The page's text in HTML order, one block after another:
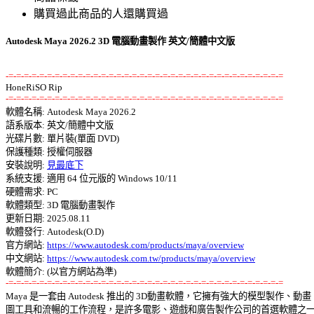
購買過此商品的人還購買過
Autodesk Maya 2026.2 3D 電腦動畫製作 英文/簡體中文版
-=-=-=-=-=-=-=-=-=-=-=-=-=-=-=-=-=-=-=-=-=-=-=-=-=-=-=-=-=-=-=-=-=-=-=-=
-=-=-=-=-=-=-=-=-=-=-=-=-=-=-=-=-=-=-=-=-=-=-=-=-=-=-=-=-=-=-=-=-=-=-=-=
軟體名稱: Autodesk Maya 2026.2
語系版本: 英文/簡體中文版
光碟片數: 單片裝(單面 DVD)
保護種類: 授權伺服器
安裝說明: 見最底下
系統支援: 適用 64 位元版的 Windows 10/11
硬體需求: PC
軟體類型: 3D 電腦動畫製作
更新日期: 2025.08.11
軟體發行: Autodesk(O.D)
官方網站: https://www.autodesk.com/products/maya/overview
中文網站: https://www.autodesk.com.tw/products/maya/overview
-=-=-=-=-=-=-=-=-=-=-=-=-=-=-=-=-=-=-=-=-=-=-=-=-=-=-=-=-=-=-=-=-=-=-=-=
Maya 是一套由 Autodesk 推出的 3D動畫軟體，它擁有強大的模型製作、動畫
圖工具和流暢的工作流程，是許多電影、遊戲和廣告製作公司的首選軟體之